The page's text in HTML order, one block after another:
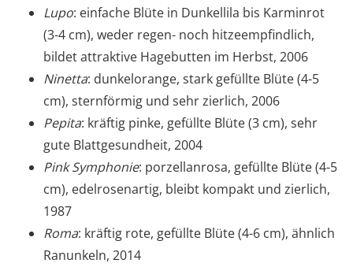
Lupo: einfache Blüte in Dunkellila bis Karminrot
(3-4 cm), weder regen- noch hitzeempfindlich,
bildet attraktive Hagebutten im Herbst, 2006
Ninetta: dunkelorange, stark gefüllte Blüte (4-5
cm), sternförmig und sehr zierlich, 2006
Pepita: kräftig pinke, gefüllte Blüte (3 cm), sehr
gute Blattgesundheit, 2004
Pink Symphonie: porzellanrosa, gefüllte Blüte (4-5
cm), edelrosenartig, bleibt kompakt und zierlich,
1987
Roma: kräftig rote, gefüllte Blüte (4-6 cm), ähnlich
Ranunkeln, 2014